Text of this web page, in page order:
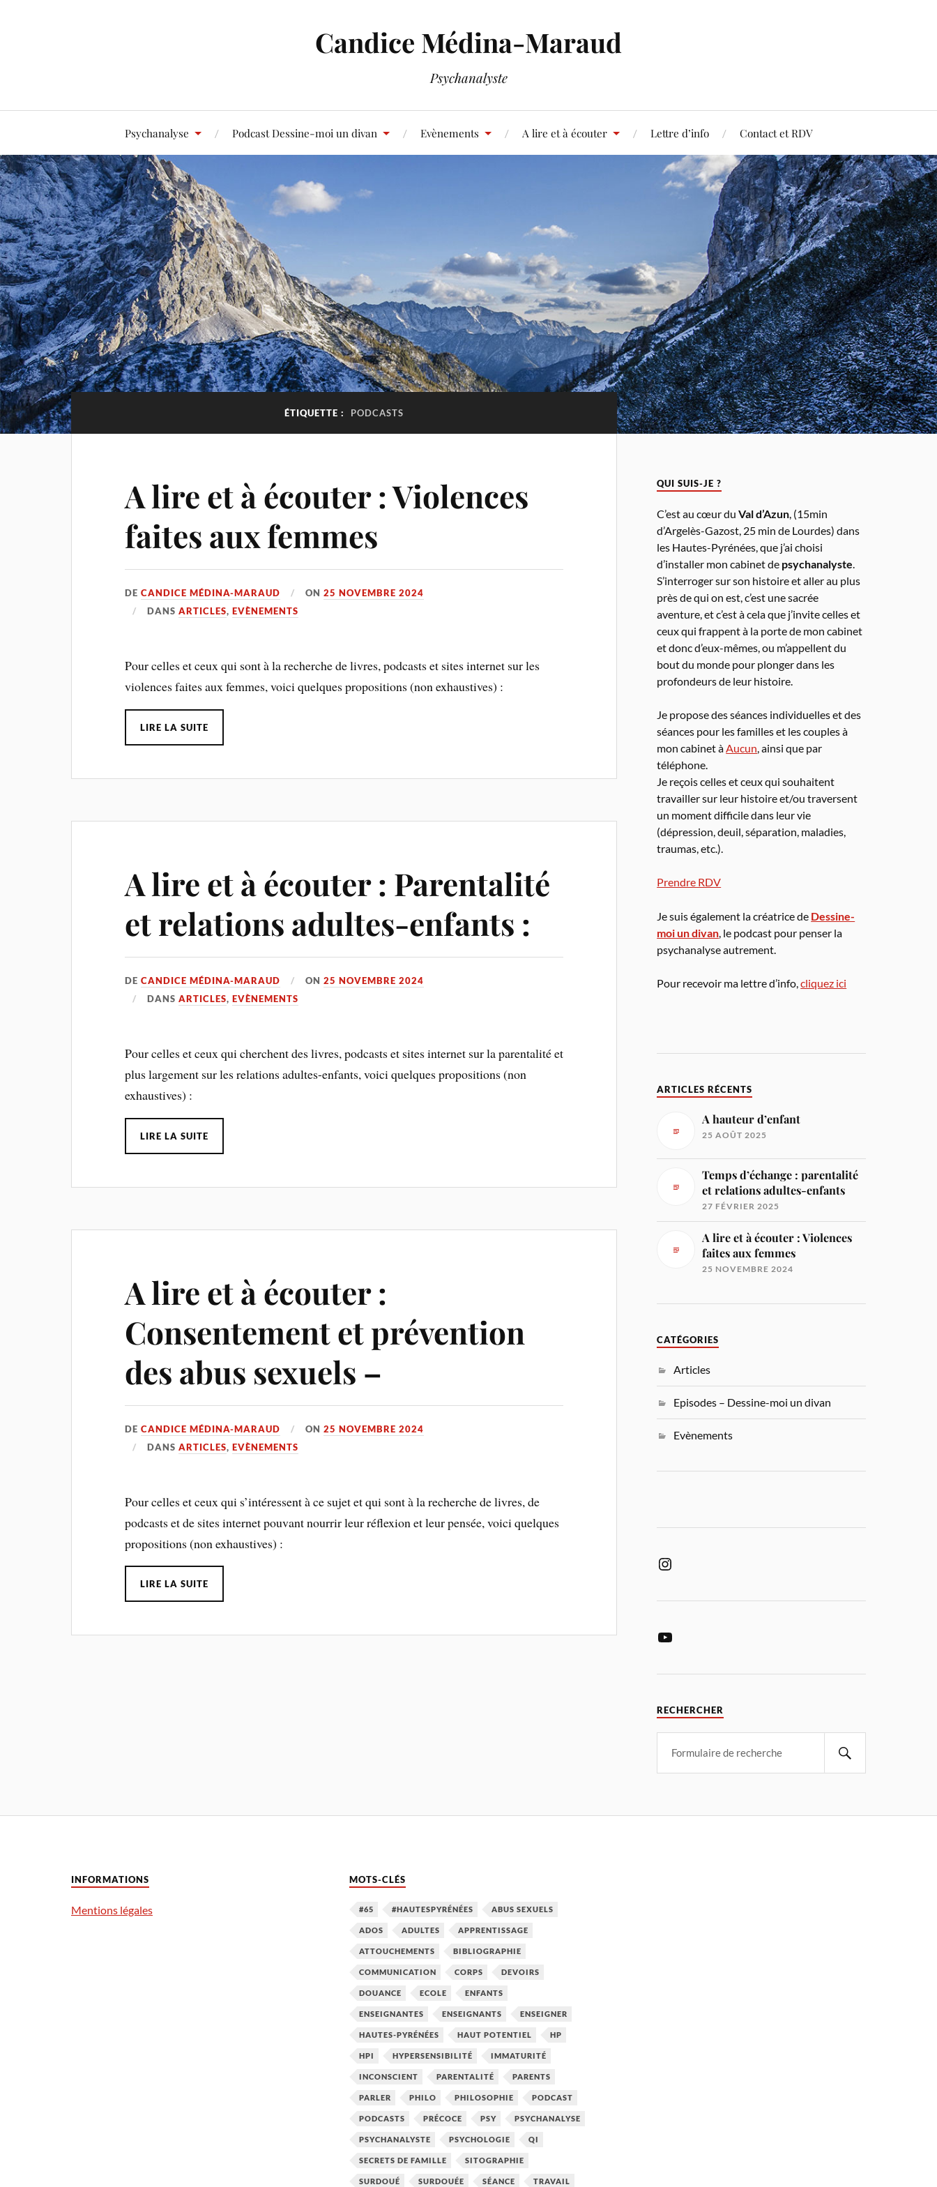
Candice Médina-Maraud
Psychanalyste
Psychanalyse Podcast Dessine-moi un divan Evènements A lire et à écouter Lettre d’info Contact et RDV
ÉTIQUETTE : PODCASTS
A lire et à écouter : Violences
faites aux femmes
DECANDICE MÉDINA-MARAUD ON25 NOVEMBRE 2024
DANSARTICLES,EVÈNEMENTS
Pour celles et ceux qui sont à la recherche de livres, podcasts et sites internet sur les
violences faites aux femmes, voici quelques propositions (non exhaustives) :
LIRE LA SUITE
A lire et à écouter : Parentalité
et relations adultes-enfants :
DECANDICE MÉDINA-MARAUD ON25 NOVEMBRE 2024
DANSARTICLES,EVÈNEMENTS
Pour celles et ceux qui cherchent des livres, podcasts et sites internet sur la parentalité et
plus largement sur les relations adultes-enfants, voici quelques propositions (non
exhaustives) :
LIRE LA SUITE
A lire et à écouter :
Consentement et prévention
des abus sexuels –
DECANDICE MÉDINA-MARAUD ON25 NOVEMBRE 2024
DANSARTICLES,EVÈNEMENTS
Pour celles et ceux qui s’intéressent à ce sujet et qui sont à la recherche de livres, de
podcasts et de sites internet pouvant nourrir leur réflexion et leur pensée, voici quelques
propositions (non exhaustives) :
LIRE LA SUITE
QUI SUIS-JE ?
C’est au cœur duVal d’Azun, (15min
d’Argelès-Gazost, 25 min de Lourdes) dans
les Hautes-Pyrénées, que j’ai choisi
d’installer mon cabinet de psychanalyste.
S’interroger sur son histoire et aller au plus
près de qui on est, c’est une sacrée
aventure, et c’est à cela que j’invite celles et
ceux qui frappent à la porte de mon cabinet
et donc d’eux-mêmes, ou m’appellent du
bout du monde pour plonger dans les
profondeurs de leur histoire.
Je propose des séances individuelles et des
séances pour les familles et les couples à
mon cabinet àAucun, ainsi que par
téléphone.
Je reçois celles et ceux qui souhaitent
travailler sur leur histoire et/ou traversent
un moment difficile dans leur vie
(dépression, deuil, séparation, maladies,
traumas, etc.).
Prendre RDV
Je suis également la créatrice de Dessine-
moi un divan , le podcast pour penser la
psychanalyse autrement.
Pour recevoir ma lettre d’info,cliquez ici
ARTICLES RÉCENTS
A hauteur d’enfant
25 AOÛT 2025
Temps d’échange : parentalité
et relations adultes-enfants
27 FÉVRIER 2025
A lire et à écouter : Violences
faites aux femmes
25 NOVEMBRE 2024
CATÉGORIES
Articles
Episodes – Dessine-moi un divan
Evènements
RECHERCHER
INFORMATIONS
Mentions légales
MOTS-CLÉS
#65 #HAUTESPYRÉNÉES ABUS SEXUELS
ADOS ADULTES APPRENTISSAGE
ATTOUCHEMENTS BIBLIOGRAPHIE
COMMUNICATION CORPS DEVOIRS
DOUANCE ECOLE ENFANTS
ENSEIGNANTES ENSEIGNANTS ENSEIGNER
HAUTES-PYRÉNÉES HAUT POTENTIEL HP
HPI HYPERSENSIBILITÉ IMMATURITÉ
INCONSCIENT PARENTALITÉ PARENTS
PARLER PHILO PHILOSOPHIE PODCAST
PODCASTS PRÉCOCE PSY PSYCHANALYSE
PSYCHANALYSTE PSYCHOLOGIE QI
SECRETS DE FAMILLE SITOGRAPHIE
SURDOUÉ SURDOUÉE SÉANCE TRAVAIL